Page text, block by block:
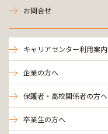
お問合せ
キャリアセンター利用案内
企業の方へ
保護者・高校関係者の方へ
卒業生の方へ